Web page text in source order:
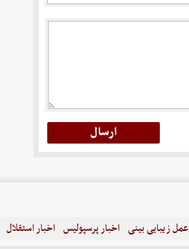
عمل زیبایی بینی اخبار پرسپولیس اخبار استقلال